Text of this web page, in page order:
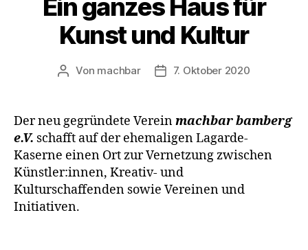
Ein ganzes Haus für
Kunst und Kultur
Beitragsautor
Von machbar Beitragsdatum
7. Oktober 2020
Der neu gegründete Vereinmachbar bamberg
e.V. schafft auf der ehemaligen Lagarde-
Kaserne einen Ort zur Vernetzung zwischen
Künstler:innen, Kreativ- und
Kulturschaffenden sowie Vereinen und
Initiativen.